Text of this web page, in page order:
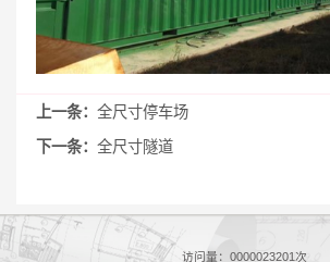
上一条： 全尺寸停车场
下一条： 全尺寸隧道
访问量： 0000023201次